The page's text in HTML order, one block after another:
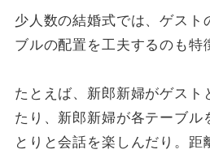
少人数の結婚式では、ゲスト
ブルの配置を工夫するのも特
たとえば、新郎新婦がゲスト
たり、新郎新婦が各テーブル
とりと会話を楽しんだり。距